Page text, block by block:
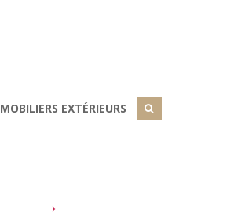
MOBILIERS EXTÉRIEURS
→